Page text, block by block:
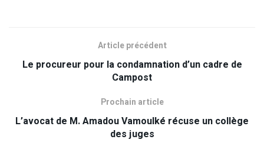
Article précédent
Le procureur pour la condamnation d’un cadre de
Campost
Prochain article
L’avocat de M. Amadou Vamoulké récuse un collège
des juges